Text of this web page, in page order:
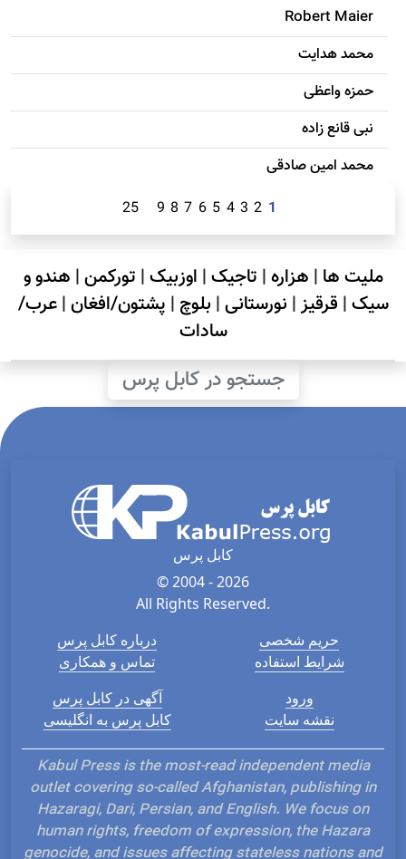
Robert Maier
محمد هدایت
حمزه واعظی
نبی قانع زاده
محمد امين صادقی
1
2
3
4
5
6
7
8
9
25
ملیت ها | هزاره| تاجیک| اوزبیک| تورکمن| هندو و
سیک| قرقیز| نورستانی| بلوچ | پشتون/افغان|عرب/
سادات
جستجو در کابل پرس
کابل پرس
© 2004 - 2026
All Rights Reserved.
درباره کابل پرس
تماس و همکاری
حریم شخصی
شرایط استفاده
آگهی در کابل پرس
کابل پرس به انگلیسی
ورود
نقشه سایت
Kabul Press is the most-read independent media
outlet covering so-called Afghanistan, publishing in
Hazaragi, Dari, Persian, and English. We focus on
human rights, freedom of expression, the Hazara
genocide, and issues affecting stateless nations and